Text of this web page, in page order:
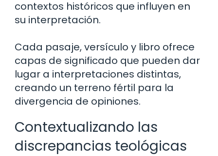
contextos históricos que influyen en
su interpretación.
Cada pasaje, versículo y libro ofrece
capas de significado que pueden dar
lugar a interpretaciones distintas,
creando un terreno fértil para la
divergencia de opiniones.
Contextualizando las
discrepancias teológicas